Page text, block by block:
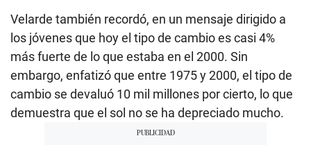
Velarde también recordó, en un mensaje dirigido a
los jóvenes que hoy el tipo de cambio es casi 4%
más fuerte de lo que estaba en el 2000. Sin
embargo, enfatizó que entre 1975 y 2000, el tipo de
cambio se devaluó 10 mil millones por cierto, lo que
demuestra que el sol no se ha depreciado mucho.